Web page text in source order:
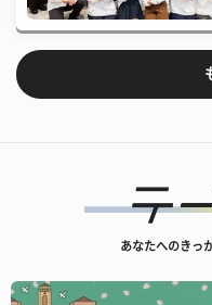
あなたへのきっ